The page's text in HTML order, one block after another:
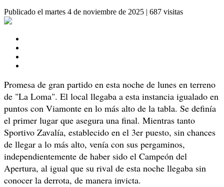
Publicado el martes 4 de noviembre de 2025 | 687 visitas
Promesa de gran partido en esta noche de lunes en terreno
de "La Loma". El local llegaba a esta instancia igualado en
puntos con Viamonte en lo más alto de la tabla. Se definía
el primer lugar que asegura una final. Mientras tanto
Sportivo Zavalía, establecido en el 3er puesto, sin chances
de llegar a lo más alto, venía con sus pergaminos,
independientemente de haber sido el Campeón del
Apertura, al igual que su rival de esta noche llegaba sin
conocer la derrota, de manera invicta.